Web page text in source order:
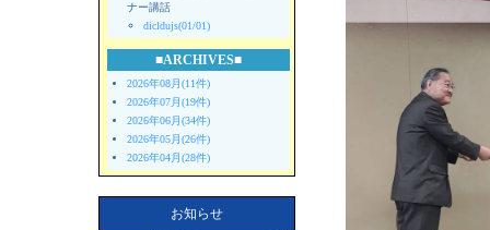
ナー講話
dicldujs(01/01)
■ARCHIVES■
2026年08月(11件)
2026年07月(19件)
2026年06月(34件)
2026年05月(26件)
2026年04月(28件)
お知らせ